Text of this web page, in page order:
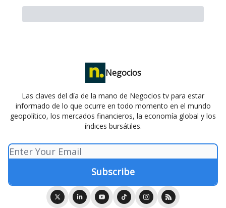
Negocios
Las claves del día de la mano de Negocios tv para estar
informado de lo que ocurre en todo momento en el mundo
geopolítico, los mercados financieros, la economía global y los
índices bursátiles.